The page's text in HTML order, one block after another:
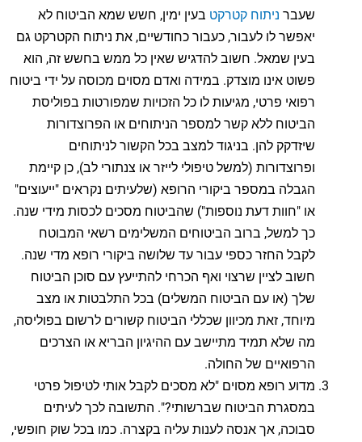
שעבר ניתוח קטרקט בעין ימין, חשש שמא הביטוח לא
יאפשר לו לעבור, כעבור כחודשיים, את ניתוח הקטרקט גם
בעין שמאל. חשוב להדגיש שאין כל ממש בחשש זה, הוא
פשוט אינו מוצדק. במידה ואדם מסוים מכוסה על ידי ביטוח
רפואי פרטי, מגיעות לו כל הזכויות שמפורטות בפוליסת
הביטוח ללא קשר למספר הניתוחים או הפרוצדורות
שיזדקק להן. בניגוד למצב בכל הקשור לניתוחים
ופרוצדורות (למשל טיפולי לייזר או צנתורי לב), כן קיימת
הגבלה במספר ביקורי הרופא (שלעיתים נקראים "ייעוצים"
או "חוות דעת נוספות") שהביטוח מסכים לכסות מידי שנה.
כך למשל, ברוב הביטוחים המשלימים רשאי המבוטח
לקבל החזר כספי עבור עד שלושה ביקורי רופא מדי שנה.
חשוב לציין שרצוי ואף הכרחי להתייעץ עם סוכן הביטוח
שלך (או עם הביטוח המשלים) בכל התלבטות או מצב
מיוחד, זאת מכיוון שכללי הביטוח קשורים לרשום בפוליסה,
מה שלא תמיד מתיישב עם ההיגיון הבריא או הצרכים
הרפואיים של החולה.
מדוע רופא מסוים "לא מסכים לקבל אותי לטיפול פרטי
במסגרת הביטוח שברשותי?". התשובה לכך לעיתים
סבוכה, אך אנסה לענות עליה בקצרה. כמו בכל שוק חופשי,